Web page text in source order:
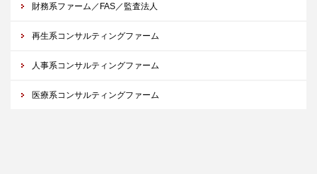
財務系ファーム／FAS／監査法人
再生系コンサルティングファーム
人事系コンサルティングファーム
医療系コンサルティングファーム